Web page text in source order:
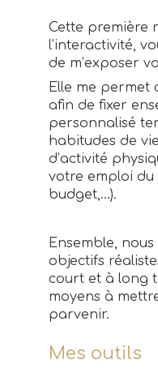
Cette première
l’interactivité,
de m’exposer
Elle me permet
afin de fixer
personnalisé
habitudes de
d’activité
votre emploi
budget,...).
Ensemble,
objectifs
court et à long
moyens à
parvenir.
Mes outils